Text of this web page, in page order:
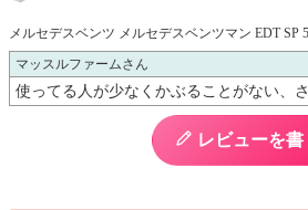
メルセデスベンツ メルセデスベンツマン EDT SP
マッスルファーム
使ってる人が少なくかぶることがない、
レビューを書